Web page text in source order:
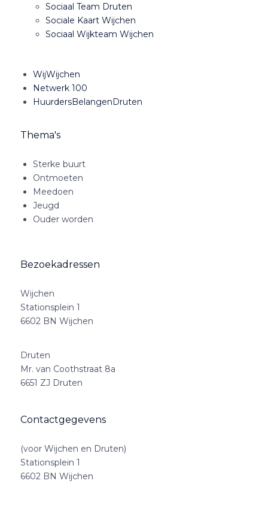
Sociaal Team Druten
Sociale Kaart Wijchen
Sociaal Wijkteam Wijchen
WijWijchen
Netwerk 100
HuurdersBelangenDruten
Thema's
Sterke buurt
Ontmoeten
Meedoen
Jeugd
Ouder worden
Bezoekadressen
Wijchen
Stationsplein 1
6602 BN Wijchen
Druten
Mr. van Coothstraat 8a
6651 ZJ Druten
Contactgegevens
(voor Wijchen en Druten)
Stationsplein 1
6602 BN Wijchen